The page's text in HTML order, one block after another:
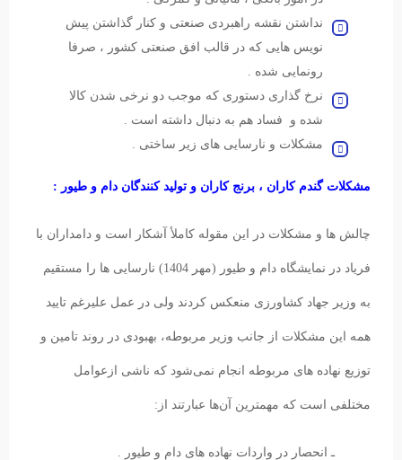
نداشتن نقشه راهبردی صنعتی و کنار گذاشتن پیش
نویس هایی که در قالب افق صنعتی کشور ، صرفا
رونمایی شده .
نرخ گذاری دستوری که موجب دو نرخی شدن کالا
شده و فساد هم به دنبال داشته است .
مشکلات و نارسایی های زیر ساختی .
مشکلات گندم کاران ، برنج کاران و تولید کنندگان دام و طیور :
چالش ها و مشکلات در این مقوله کاملأ آشکار است و دامداران با
فریاد در نمایشگاه دام و طیور (مهر 1404) نارسایی ها را مستقیم
به وزیر جهاد کشاورزی منعکس کردند ولی در عمل علیرغم تایید
همه این مشکلات از جانب وزیر مربوطه، بهبودی در روند تامین و
توزیع نهاده های مربوطه انجام نمی‌شود که ناشی ازعوامل
مختلفی است که مهمترین آن‌ها عبارتند از:
ـ انحصار در واردات نهاده های دام و طیور .